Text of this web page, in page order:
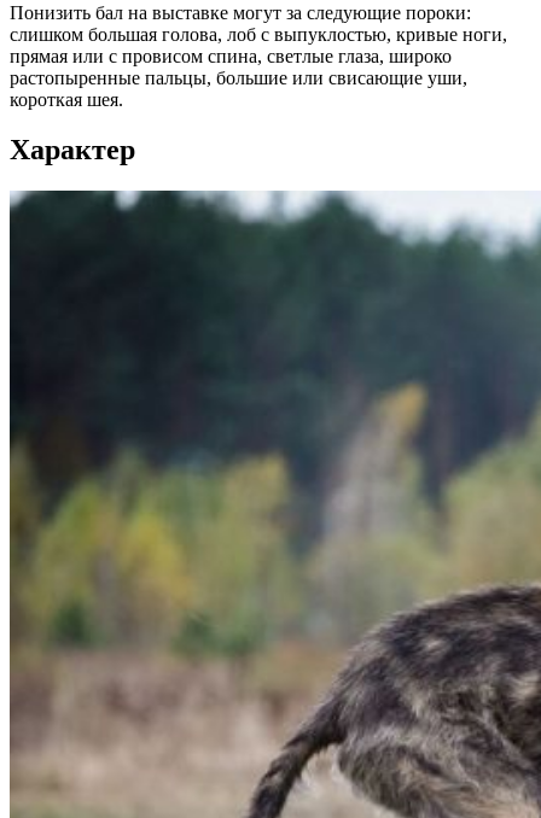
Понизить бал на выставке могут за следующие пороки:
слишком большая голова, лоб с выпуклостью, кривые ноги,
прямая или с провисом спина, светлые глаза, широко
растопыренные пальцы, большие или свисающие уши,
короткая шея.
Характер